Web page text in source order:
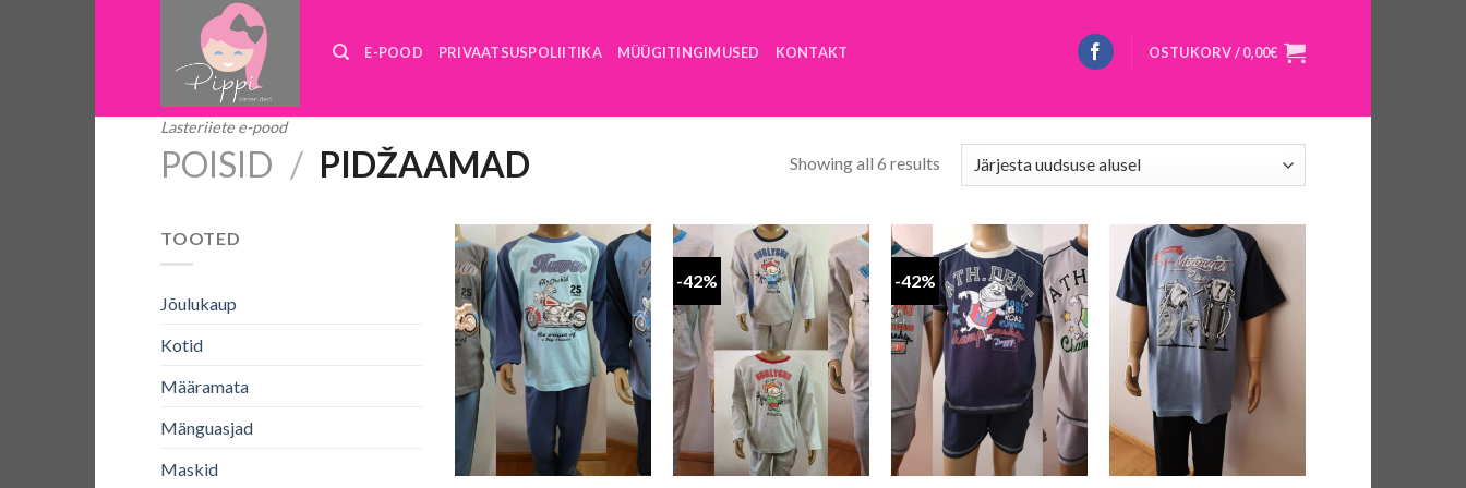
Lasteriiete e-pood
E-POOD PRIVAATSUSPOLIITIKA MÜÜGITINGIMUSED KONTAKT OSTUKORV /0,00€
POISID / PIDŽAAMAD Showing all 6 results
TOOTED
Jõulukaup
Kotid
Määramata
Mänguasjad
Maskid
-42%
+
-42%